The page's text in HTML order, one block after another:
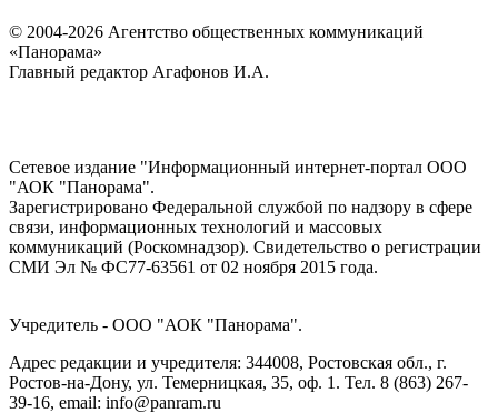
© 2004-2026 Агентство общественных коммуникаций
«Панорама»
Главный редактор Агафонов И.А.
Сетевое издание "Информационный интернет-портал ООО
"АОК "Панорама".
Зарегистрировано Федеральной службой по надзору в сфере
связи, информационных технологий и массовых
коммуникаций (Роскомнадзор). Cвидетельство о регистрации
СМИ Эл № ФС77-63561 от 02 ноября 2015 года.
Учредитель - ООО "АОК "Панорама".
Адрес редакции и учредителя: 344008, Ростовская обл., г.
Ростов-на-Дону, ул. Темерницкая, 35, оф. 1. Тел. 8 (863) 267-
39-16, email: info@panram.ru